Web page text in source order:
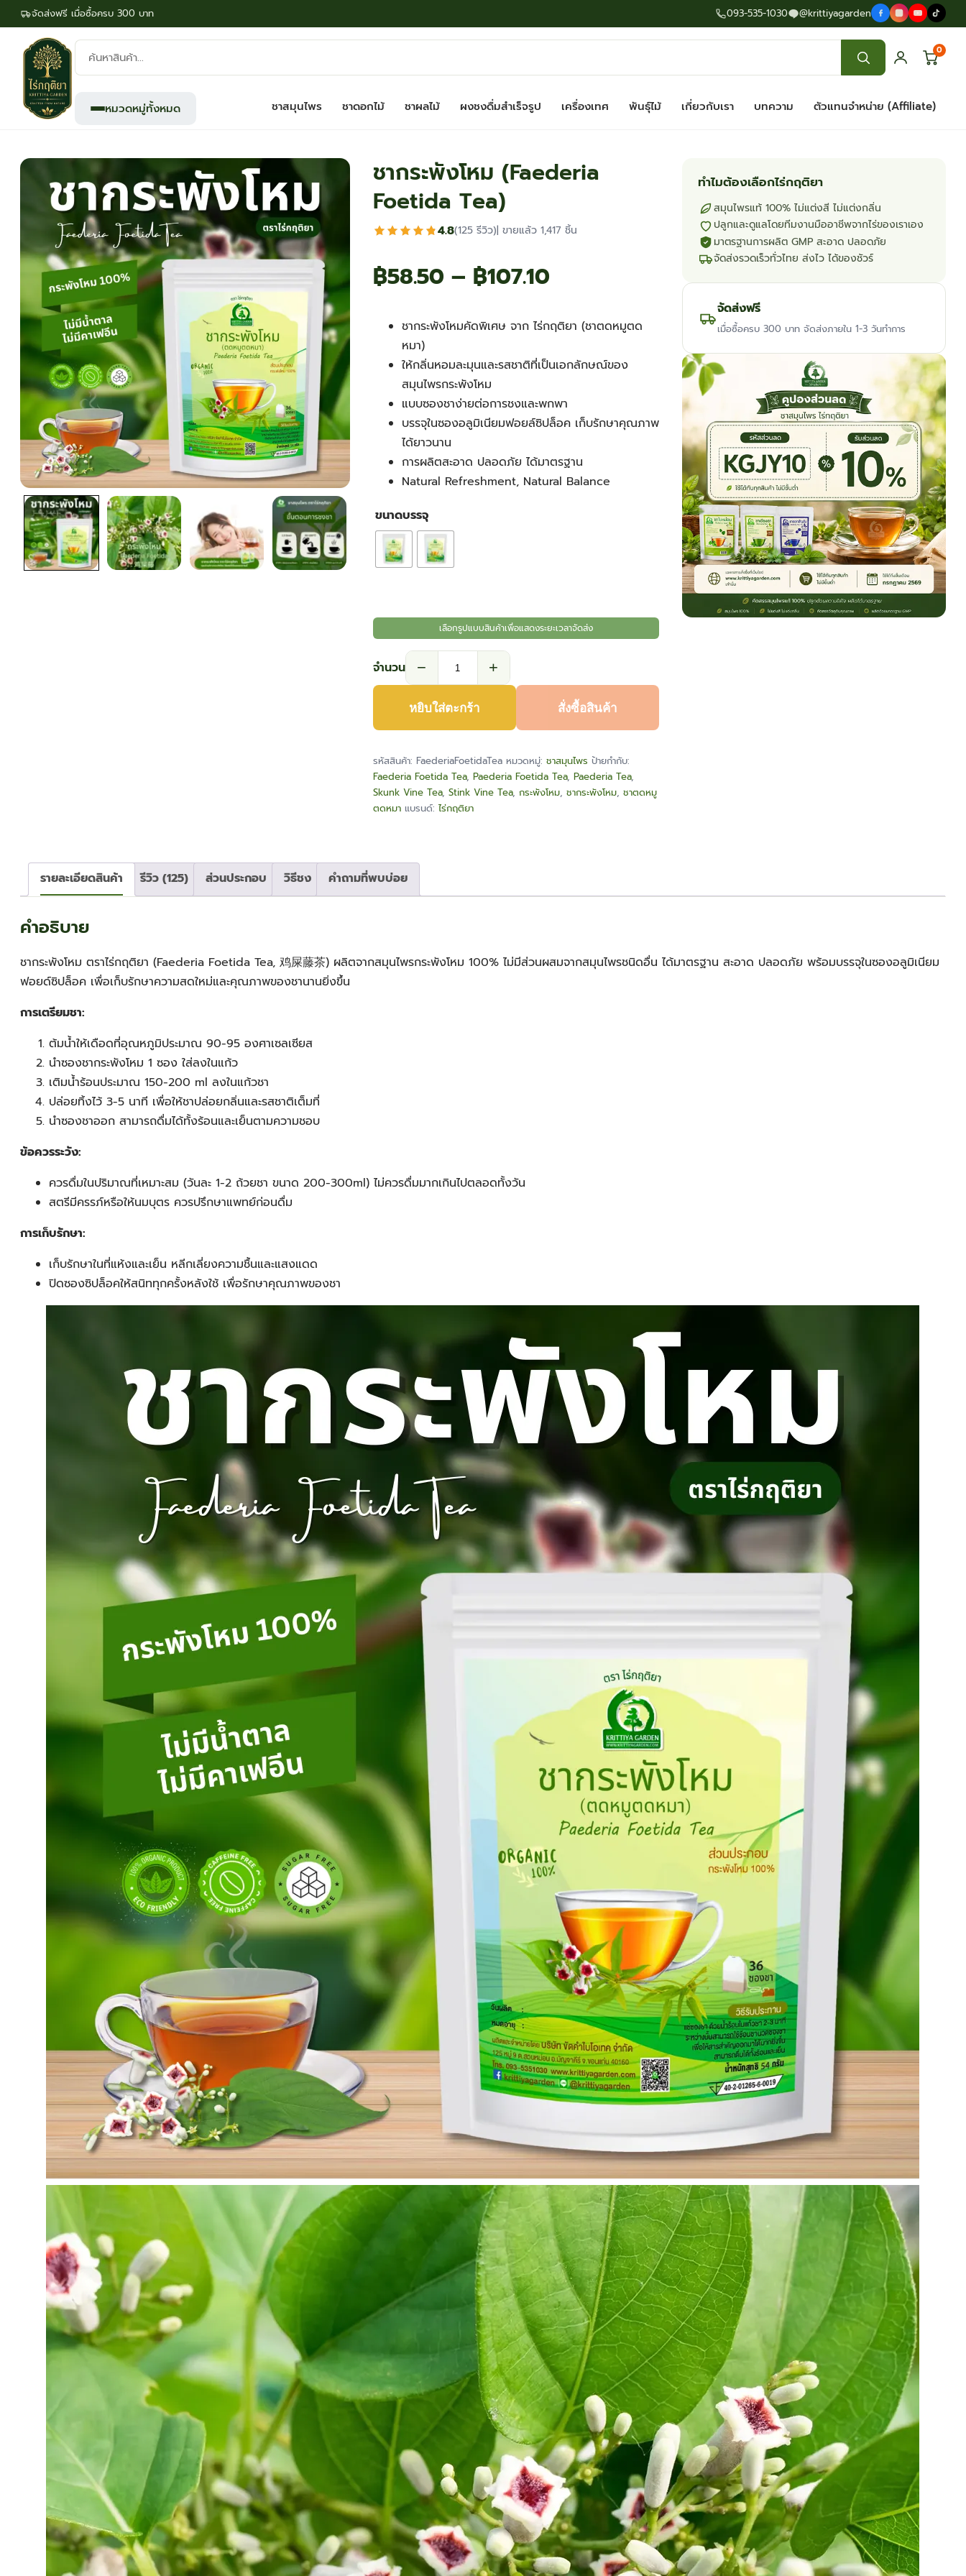
จัดส่งฟรี เมื่อซื้อครบ 300 บาท 093-535-1030 @krittiyagarden
ค้นหา
สินค้า:
0
หมวดหมู่ทั้งหมด ชาสมุนไพร ชาดอกไม้ ชาผลไม้ ผงชงดื่มสำเร็จรูป เครื่องเทศ พันธุ์ไม้ เกี่ยวกับเรา บทความ ตัวแทนจำหน่าย (Affiliate)
ชากระพังโหม (Faederia
Foetida Tea)
4.8(125 รีวิว)| ขายแล้ว 1,417 ชิ้น
฿58.50 – ฿107.10Price
range:
฿107.10
ชากระพังโหมคัดพิเศษ จาก ไร่กฤติยา (ชาตดหมูตด
หมา)
ให้กลิ่นหอมละมุนและรสชาติที่เป็นเอกลักษณ์ของ
สมุนไพรกระพังโหม
แบบซองชาง่ายต่อการชงและพกพา
บรรจุในซองอลูมิเนียมฟอยล์ซิปล็อค เก็บรักษาคุณภาพ
ได้ยาวนาน
การผลิตสะอาด ปลอดภัย ได้มาตรฐาน
Natural Refreshment, Natural Balance
ขนาดบรรจุ
เลือกรูปแบบสินค้าเพื่อแสดงระยะเวลาจัดส่ง
จำนวน
ชา
กระพังโหม
(Faederia
Foetida
Tea)
ชิ้น
จำนวน − +
หยิบใส่ตะกร้า สั่งซื้อสินค้า
รหัสสินค้า: FaederiaFoetidaTea หมวดหมู่: ชาสมุนไพร ป้ายกำกับ:
Faederia Foetida Tea, Paederia Foetida Tea, Paederia Tea,
Skunk Vine Tea, Stink Vine Tea, กระพังโหม, ชากระพังโหม, ชาตดหมู
ตดหมา แบรนด์: ไร่กฤติยา
ทำไมต้องเลือกไร่กฤติยา
สมุนไพรแท้ 100% ไม่แต่งสี ไม่แต่งกลิ่น
ปลูกและดูแลโดยทีมงานมืออาชีพจากไร่ของเราเอง
มาตรฐานการผลิต GMP สะอาด ปลอดภัย
จัดส่งรวดเร็วทั่วไทย ส่งไว ได้ของชัวร์
จัดส่งฟรี
เมื่อซื้อครบ 300 บาท จัดส่งภายใน 1-3 วันทำการ
รายละเอียดสินค้า รีวิว (125) ส่วนประกอบ วิธีชง คำถามที่พบบ่อย
คำอธิบาย
ชากระพังโหม ตราไร่กฤติยา (Faederia Foetida Tea, 鸡屎藤茶) ผลิตจากสมุนไพรกระพังโหม 100% ไม่มีส่วนผสมจากสมุนไพรชนิดอื่น ได้มาตรฐาน สะอาด ปลอดภัย พร้อมบรรจุในซองอลูมิเนียม
ฟอยด์ซิปล็อค เพื่อเก็บรักษาความสดใหม่และคุณภาพของชานานยิ่งขึ้น
การเตรียมชา:
ต้มน้ำให้เดือดที่อุณหภูมิประมาณ 90-95 องศาเซลเซียส
นำซองชากระพังโหม 1 ซอง ใส่ลงในแก้ว
เติมน้ำร้อนประมาณ 150-200 ml ลงในแก้วชา
ปล่อยทิ้งไว้ 3-5 นาที เพื่อให้ชาปล่อยกลิ่นและรสชาติเต็มที่
นำซองชาออก สามารถดื่มได้ทั้งร้อนและเย็นตามความชอบ
ข้อควรระวัง:
ควรดื่มในปริมาณที่เหมาะสม (วันละ 1-2 ถ้วยชา ขนาด 200-300ml) ไม่ควรดื่มมากเกินไปตลอดทั้งวัน
สตรีมีครรภ์หรือให้นมบุตร ควรปรึกษาแพทย์ก่อนดื่ม
การเก็บรักษา:
เก็บรักษาในที่แห้งและเย็น หลีกเลี่ยงความชื้นและแสงแดด
ปิดซองซิปล็อคให้สนิททุกครั้งหลังใช้ เพื่อรักษาคุณภาพของชา